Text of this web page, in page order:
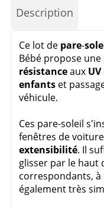
Description
Ce lot de pare-
Bébé propose une
résistanceaux UV
enfants et
véhicule.
Ces pare-soleil
fenêtres de
extensibilité. Il
glisser par le haut
correspondants,
également très